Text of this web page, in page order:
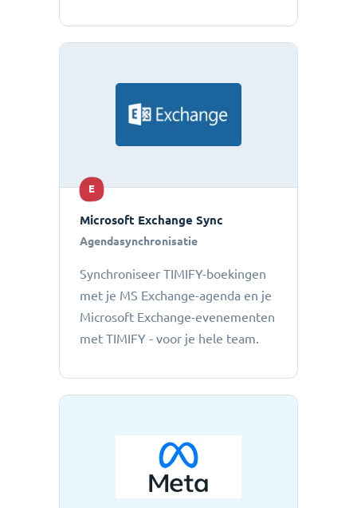
E
Microsoft Exchange Sync
Agendasynchronisatie
Synchroniseer TIMIFY-boekingen
met je MS Exchange-agenda en je
Microsoft Exchange-evenementen
met TIMIFY - voor je hele team.